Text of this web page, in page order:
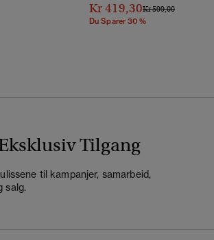
Kr 419,30Pris Nedsatt Fra
Kr 599,00Til
Du Sparer 30 %
Tilgang
til kampanjer, samarbeid,
salg.